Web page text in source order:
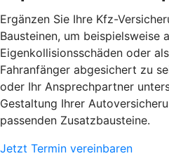
Ergänzen Sie Ihre Kfz-
Bausteinen, um beispielsweise
Eigenkollisionsschäden oder
Fahranfänger abgesichert zu
oder Ihr Ansprechpartner
Gestaltung Ihrer
passenden Zusatzbausteine.
Jetzt Termin vereinbaren